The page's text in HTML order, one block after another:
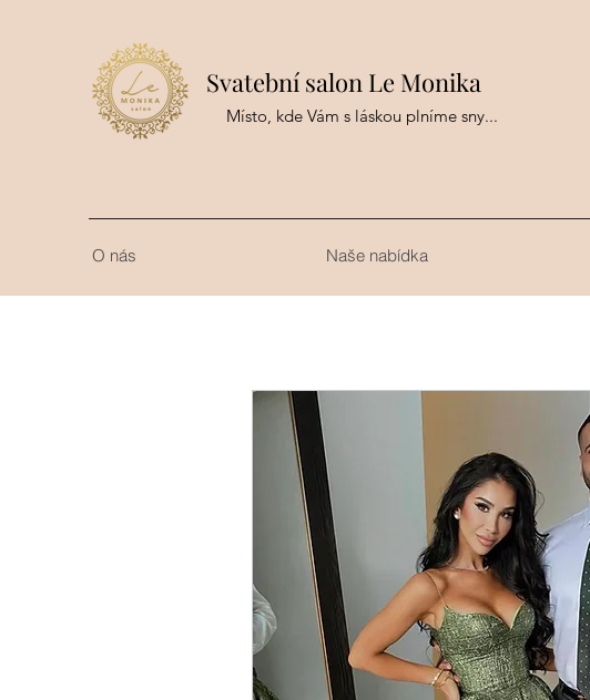
Svatební salon Le Monika
Místo, kde Vám s láskou plníme sny...
O nás Naše nabídka